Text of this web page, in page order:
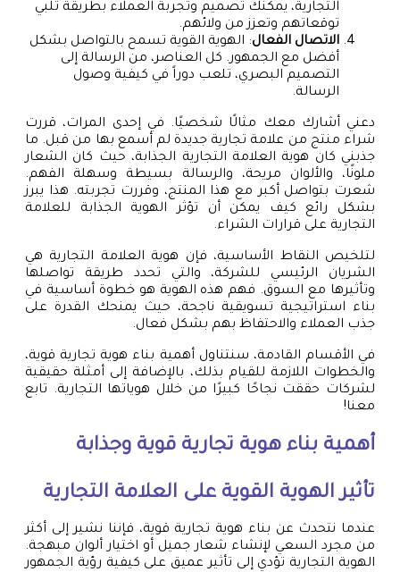
التجارية، يمكنك تصميم وتجربة العملاء بطريقة تلبي
توقعاتهم وتعزز من ولائهم.
الاتصال الفعال: الهوية القوية تسمح بالتواصل بشكل
أفضل مع الجمهور. كل العناصر، من الرسالة إلى
التصميم البصري، تلعب دوراً في كيفية وصول
الرسالة.
دعني أشارك معك مثالًا شخصيًا. في إحدى المرات، قررت
شراء منتج من علامة تجارية جديدة لم أسمع بها من قبل. ما
جذبني كان هوية العلامة التجارية الجذابة، حيث كان الشعار
ملونًا، والألوان مريحة، والرسالة بسيطة وسهلة الفهم.
شعرت بتواصل أكبر مع هذا المنتج، وقررت تجربته. هذا يبرز
بشكل رائع كيف يمكن أن تؤثر الهوية الجذابة للعلامة
التجارية على قرارات الشراء.
لتلخيص النقاط الأساسية، فإن هوية العلامة التجارية هي
الشريان الرئيسي للشركة، والتي تحدد طريقة تواصلها
وتأثيرها مع السوق. فهم هذه الهوية هو خطوة أساسية في
بناء استراتيجية تسويقية ناجحة، حيث يمنحك القدرة على
جذب العملاء والاحتفاظ بهم بشكل فعال.
في الأقسام القادمة، سنتناول أهمية بناء هوية تجارية قوية،
والخطوات اللازمة للقيام بذلك، بالإضافة إلى أمثلة حقيقية
لشركات حققت نجاحًا كبيرًا من خلال هوياتها التجارية. تابع
معنا!
أهمية بناء هوية تجارية قوية وجذابة
تأثير الهوية القوية على العلامة التجارية
عندما نتحدث عن بناء هوية تجارية قوية، فإننا نشير إلى أكثر
من مجرد السعي لإنشاء شعار جميل أو اختيار ألوان مبهجة.
الهوية التجارية تؤدي إلى تأثير عميق على كيفية رؤية الجمهور